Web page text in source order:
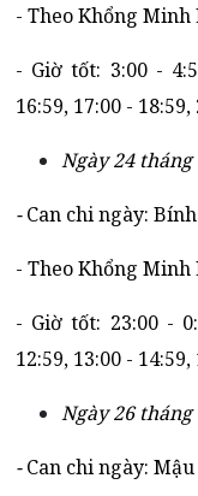
- Theo Khổng
- Giờ tốt: 3:00 -
16:59, 17:00 - 18:59,
Ngày 24 tháng
-Can chi ngày:
- Theo Khổng
- Giờ tốt: 23:00 -
12:59, 13:00 - 14:59,
Ngày 26 tháng
-Can chi ngày: